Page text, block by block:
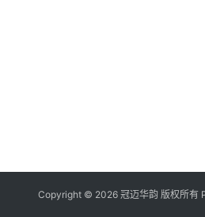
Copyright © 2026 冠迈华韵 版权所有